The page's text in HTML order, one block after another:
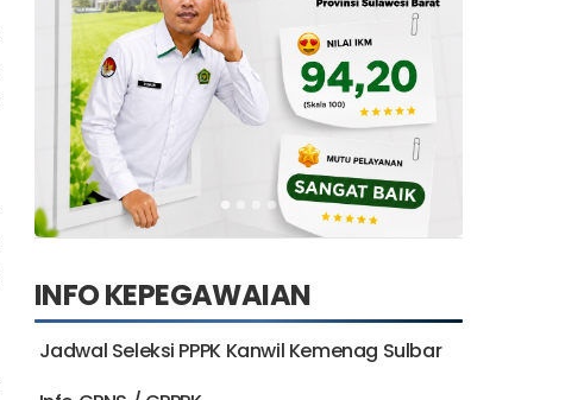
INFO KEPEGAWAIAN
Jadwal Seleksi PPPK Kanwil Kemenag Sulbar